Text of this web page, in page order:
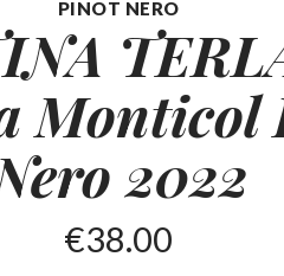
PINOT NERO
Monticol
2022
€38.00